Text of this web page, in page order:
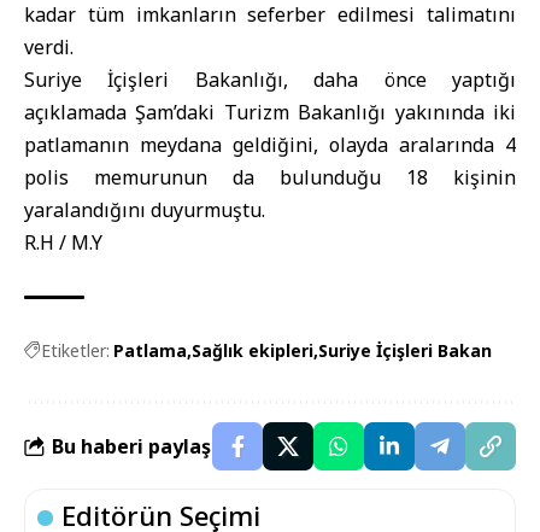
kadar tüm imkanların seferber edilmesi talimatını
verdi.
Suriye İçişleri Bakanlığı, daha önce yaptığı
açıklamada Şam’daki Turizm Bakanlığı yakınında iki
patlamanın meydana geldiğini, olayda aralarında 4
polis memurunun da bulunduğu 18 kişinin
yaralandığını duyurmuştu.
R.H / M.Y
Etiketler: Patlama Sağlık ekipleri Suriye İçişleri Bakan
Bu haberi paylaş
Editörün Seçimi